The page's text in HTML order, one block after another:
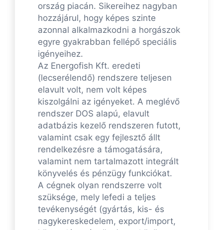
ország piacán. Sikereihez nagyban
hozzájárul, hogy képes szinte
azonnal alkalmazkodni a horgászok
egyre gyakrabban fellépő speciális
igényeihez.
Az Energofish Kft. eredeti
(lecserélendő) rendszere teljesen
elavult volt, nem volt képes
kiszolgálni az igényeket. A meglévő
rendszer DOS alapú, elavult
adatbázis kezelő rendszeren futott,
valamint csak egy fejlesztő állt
rendelkezésre a támogatására,
valamint nem tartalmazott integrált
könyvelés és pénzügy funkciókat.
A cégnek olyan rendszerre volt
szüksége, mely lefedi a teljes
tevékenységét (gyártás, kis- és
nagykereskedelem, export/import,